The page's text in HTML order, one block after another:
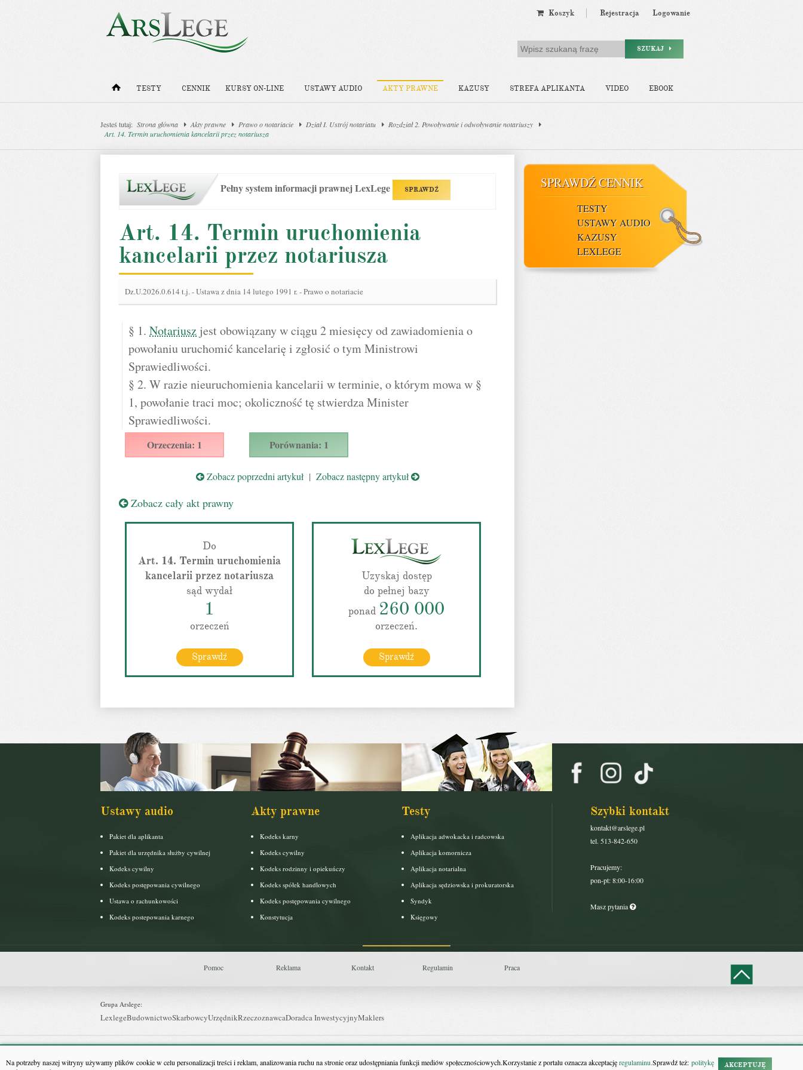
Na potrzeby naszej witryny używamy plików cookie w celu personalizacji treści i reklam, analizowania ruchu na stronie oraz udostępniania funkcji mediów społecznościowych.Korzystanie z portalu oznacza akceptacjęregulaminu.Sprawdź też: politykę
AKCEPTUJĘ
Koszyk Rejestracja Logowanie
SZUKAJ
TESTY CENNIK KURSY ON-LINE USTAWY AUDIO AKTY PRAWNE KAZUSY STREFA APLIKANTA VIDEO EBOOK
Jesteś tutaj: Strona główna Akty prawne Prawo o notariacie Dział I. Ustrój notariatu
Rozdział 2. Powoływanie i odwoływanie notariuszy
Art. 14. Termin uruchomienia kancelarii przez notariusza
Pełny system informacji prawnej LexLege SPRAWDŹ
Art. 14. Termin uruchomienia
kancelarii przez notariusza
Dz.U.2026.0.614 t.j.-Ustawa z dnia 14 lutego 1991 r. - Prawo o notariacie
§ 1. Notariusz jest obowiązany w ciągu 2 miesięcy od zawiadomienia o
powołaniu uruchomić kancelarię i zgłosić o tym Ministrowi
Sprawiedliwości.
§ 2. W razie nieuruchomienia kancelarii w terminie, o którym mowa w §
1, powołanie traci moc; okoliczność tę stwierdza Minister
Sprawiedliwości.
Orzeczenia: 1 Porównania: 1
Zobacz poprzedni artykuł| Zobacz następny artykuł
Zobacz cały akt prawny
Do
Art. 14. Termin uruchomienia
kancelarii przez notariusza
sąd wydał
1
orzeczeń
Sprawdź
Uzyskaj dostęp
do pełnej bazy
ponad 260 000
orzeczeń.
Sprawdź
SPRAWDŹ CENNIK
TESTY
USTAWY AUDIO
KAZUSY
LEXLEGE
Ustawy audio
Pakiet dla aplikanta
Pakiet dla urzędnika służby cywilnej
Kodeks cywilny
Kodeks postępowania cywilnego
Ustawa o rachunkowości
Kodeks postepowania karnego
Akty prawne
Kodeks karny
Kodeks cywilny
Kodeks rodzinny i opiekuńczy
Kodeks spółek handlowych
Kodeks postępowania cywilnego
Konstytucja
Testy
Aplikacja adwokacka i radcowska
Aplikacja komornicza
Aplikacja notarialna
Aplikacja sędziowska i prokuratorska
Syndyk
Księgowy
Szybki kontakt
kontakt@arslege.pl
tel. 513-842-650
Pracujemy:
pon-pt: 8:00-16:00
Masz pytania
Pomoc Reklama Kontakt Regulamin Praca
Grupa Arslege:
LexlegeBudownictwoSkarbowcyUrzędnikRzeczoznawcaDoradca InwestycyjnyMaklers
Grupa Bonnier:
Puls BiznesuBankierPuls MedycynyMonitor FirmPuls FarmacjiPit.pl